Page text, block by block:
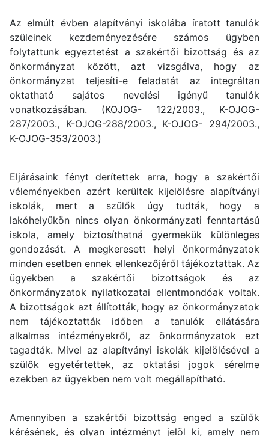
Az elmúlt évben alapítványi iskolába íratott tanulók
szüleinek kezdeményezésére számos ügyben
folytattunk egyeztetést a szakértői bizottság és az
önkormányzat között, azt vizsgálva, hogy az
önkormányzat teljesíti-e feladatát az integráltan
oktatható sajátos nevelési igényű tanulók
vonatkozásában. (KOJOG- 122/2003., K-OJOG-
287/2003., K-OJOG-288/2003., K-OJOG- 294/2003.,
K-OJOG-353/2003.)
Eljárásaink fényt derítettek arra, hogy a szakértői
véleményekben azért kerültek kijelölésre alapítványi
iskolák, mert a szülők úgy tudták, hogy a
lakóhelyükön nincs olyan önkormányzati fenntartású
iskola, amely biztosíthatná gyermekük különleges
gondozását. A megkeresett helyi önkormányzatok
minden esetben ennek ellenkezőjéről tájékoztattak. Az
ügyekben a szakértői bizottságok és az
önkormányzatok nyilatkozatai ellentmondóak voltak.
A bizottságok azt állították, hogy az önkormányzatok
nem tájékoztatták időben a tanulók ellátására
alkalmas intézményekről, az önkormányzatok ezt
tagadták. Mivel az alapítványi iskolák kijelölésével a
szülők egyetértettek, az oktatási jogok sérelme
ezekben az ügyekben nem volt megállapítható.
Amennyiben a szakértői bizottság enged a szülők
kérésének, és olyan intézményt jelöl ki, amely nem